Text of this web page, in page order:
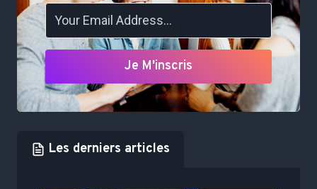
Je M'inscris
Les derniers articles